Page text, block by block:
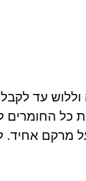
וללוש עד
ונקיות (כמו
מרקם